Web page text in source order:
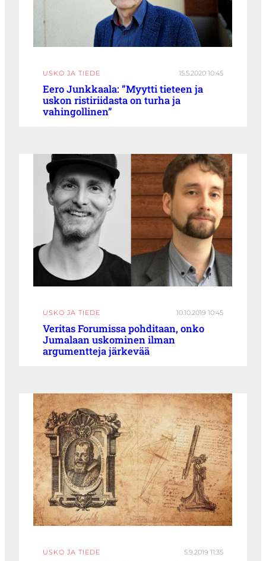
USKO JA TIEDE 15.5.2020 10:45
Eero Junkkaala: ”Myytti tieteen ja
uskon ristiriidasta on turha ja
vahingollinen”
USKO JA TIEDE 10.10.2019 10:45
Veritas Forumissa pohditaan, onko
Jumalaan uskominen ilman
argumentteja järkevää
USKO JA TIEDE 5.9.2019 11:35